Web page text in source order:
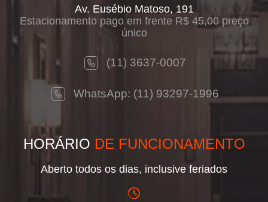
Av. Eusébio Matoso, 191
Estacionamento pago em frente R$ 45,00 preço
único
(11) 3637-0007
WhatsApp: (11) 93297-1996
HORÁRIO DE FUNCIONAMENTO
Aberto todos os dias, inclusive feriados